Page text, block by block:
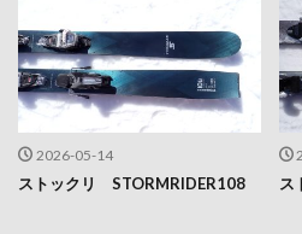
2026-05-14
ストックリ STORMRIDER108 ス